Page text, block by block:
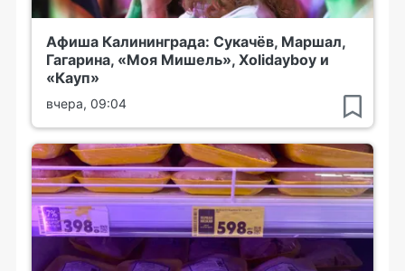
Афиша Калининграда: Сукачёв, Маршал,
Гагарина, «Моя Мишель», Xolidayboy и
«Кауп»
вчера, 09:04